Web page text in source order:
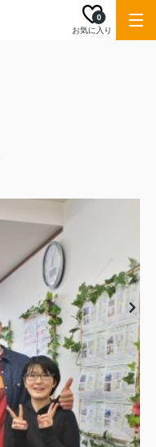
お気に入り
0